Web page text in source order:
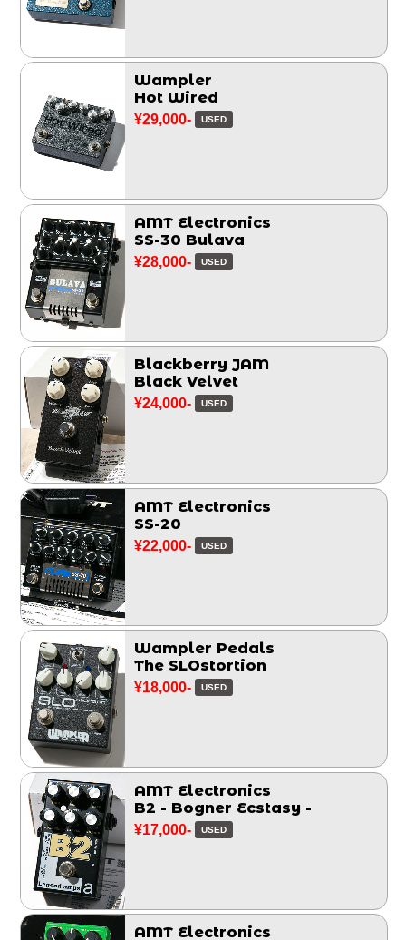
Wampler
Hot Wired
¥29,000- USED
AMT Electronics
SS-30 Bulava
¥28,000- USED
Blackberry JAM
Black Velvet
¥24,000- USED
AMT Electronics
SS-20
¥22,000- USED
Wampler Pedals
The SLOstortion
¥18,000- USED
AMT Electronics
B2 - Bogner Ecstasy -
¥17,000- USED
AMT Electronics